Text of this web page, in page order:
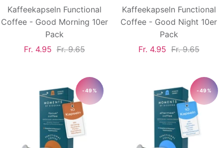
Kaffeekapseln Functional
Coffee - Good Morning 10er
Pack
Angebotspreis
Fr. 4.95 Regulärer
Fr. 9.65
Kaffeekapseln Functional
Coffee - Good Night 10er
Pack
Angebotspreis
Fr. 4.95 Regulärer
Fr. 9.65
-49% -49%